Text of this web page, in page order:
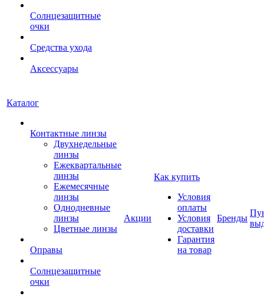
Солнцезащитные
очки
Средства ухода
Аксессуары
Каталог
Контактные линзы
Двухнедельные
линзы
Ежеквартальные
линзы
Ежемесячные
линзы
Однодневные
линзы
Цветные линзы
Оправы
Солнцезащитные
очки
Акции
Как купить
Условия
оплаты
Условия
доставки
Гарантия
на товар
Бренды